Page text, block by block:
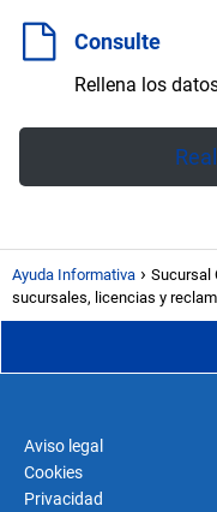
Consulte
Rellena los
Ayuda Informativa
Sucursal
sucursales, licencias y
Aviso legal
Cookies
Privacidad